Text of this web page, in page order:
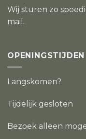
Wij sturen zo
mail.
OPENINGSTIJDEN
Langskomen?
Tijdelijk gesloten
Bezoek alleen